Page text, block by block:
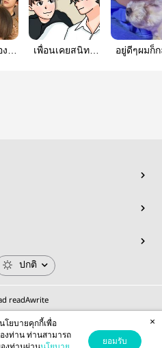
อ้
เพื่อนเคยสนิท |
อยู่ดีๆผมก็
ปกติ
readAwrite
โยบายคุกกี้เพื่อ
งท่าน ท่านสามารถ
ยอมรับ
×